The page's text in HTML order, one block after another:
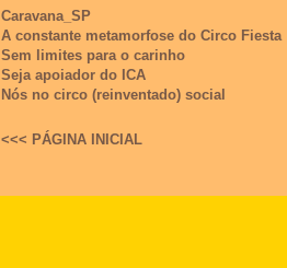
Caravana_SP
A constante metamorfose do Circo Fiesta
Sem limites para o carinho
Seja apoiador do ICA
Nós no circo (reinventado) social
<<< PÁGINA INICIAL